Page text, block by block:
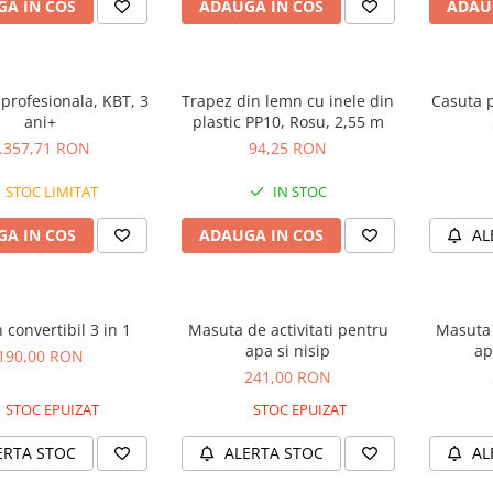
IN COS ADAUGA IN COS
KBT, 3
ani+
RON
STOC LIMITAT
IN COS
Trapez din lemn cu inele din
plastic PP10, Rosu, 2,55 m
94,25 RON
IN STOC
ADAUGA IN COS
Casuta
convertibil 3 in 1
RON
STOC EPUIZAT
STOC
Masuta de activitati pentru
apa si nisip
241,00 RON
STOC EPUIZAT
ALERTA STOC